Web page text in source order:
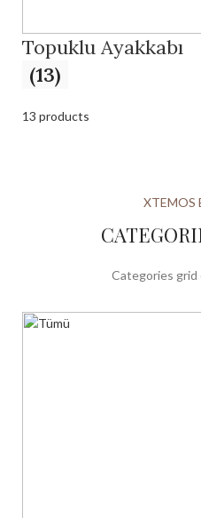
Topuklu Ayakkabı
(13)
13 products
XTEMOS
Categories